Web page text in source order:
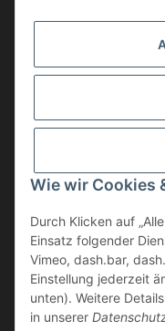
Wie wir Cookies
Durch Klicken auf
Einsatz folgender
Vimeo, dash.bar,
Einstellung jederzeit
unten). Weitere
in unserer
Newsletter Abonnieren